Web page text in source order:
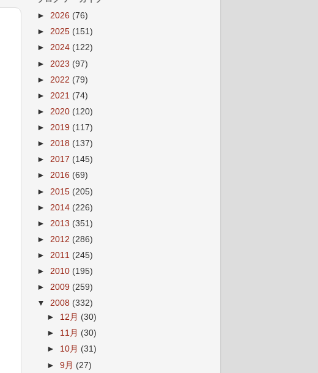
► 2026 (76)
► 2025 (151)
► 2024 (122)
► 2023 (97)
► 2022 (79)
► 2021 (74)
► 2020 (120)
► 2019 (117)
► 2018 (137)
► 2017 (145)
► 2016 (69)
► 2015 (205)
► 2014 (226)
► 2013 (351)
► 2012 (286)
► 2011 (245)
► 2010 (195)
► 2009 (259)
▼ 2008 (332)
► 12月 (30)
► 11月 (30)
► 10月 (31)
►9月 (27)